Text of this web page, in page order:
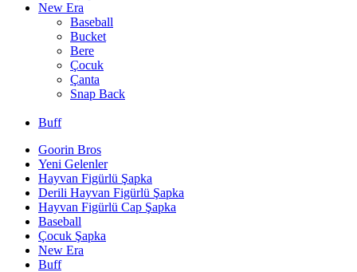
New Era
Baseball
Bucket
Bere
Çocuk
Çanta
Snap Back
Buff
Goorin Bros
Yeni Gelenler
Hayvan Figürlü Şapka
Derili Hayvan Figürlü Şapka
Hayvan Figürlü Cap Şapka
Baseball
Çocuk Şapka
New Era
Buff